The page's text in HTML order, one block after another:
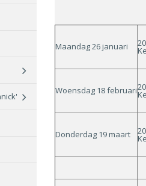
Maandag 26 januari
Woensdag 18 februari
Donderdag 19 maart